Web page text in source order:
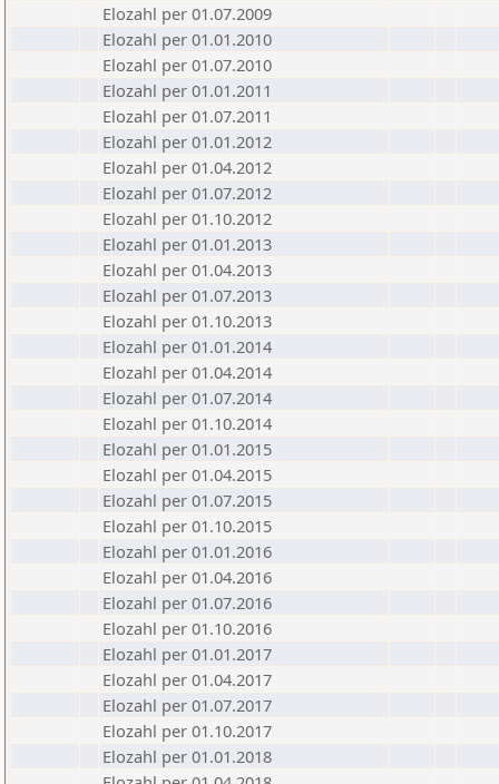
Elozahl per 01.07.2009
Elozahl per 01.01.2010
Elozahl per 01.07.2010
Elozahl per 01.01.2011
Elozahl per 01.07.2011
Elozahl per 01.01.2012
Elozahl per 01.04.2012
Elozahl per 01.07.2012
Elozahl per 01.10.2012
Elozahl per 01.01.2013
Elozahl per 01.04.2013
Elozahl per 01.07.2013
Elozahl per 01.10.2013
Elozahl per 01.01.2014
Elozahl per 01.04.2014
Elozahl per 01.07.2014
Elozahl per 01.10.2014
Elozahl per 01.01.2015
Elozahl per 01.04.2015
Elozahl per 01.07.2015
Elozahl per 01.10.2015
Elozahl per 01.01.2016
Elozahl per 01.04.2016
Elozahl per 01.07.2016
Elozahl per 01.10.2016
Elozahl per 01.01.2017
Elozahl per 01.04.2017
Elozahl per 01.07.2017
Elozahl per 01.10.2017
Elozahl per 01.01.2018